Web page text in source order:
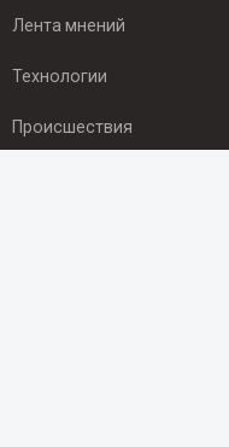
Лента мнений
Технологии
Происшествия